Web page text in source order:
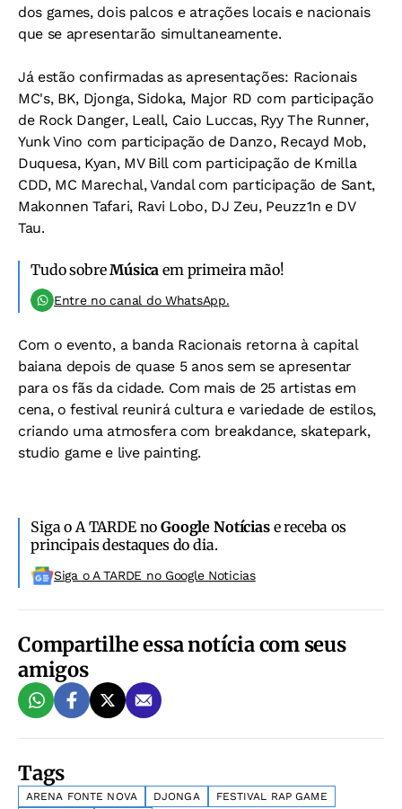
dos games, dois palcos e atrações locais e nacionais
que se apresentarão simultaneamente.
Já estão confirmadas as apresentações: Racionais
MC's, BK, Djonga, Sidoka, Major RD com participação
de Rock Danger, Leall, Caio Luccas, Ryy The Runner,
Yunk Vino com participação de Danzo, Recayd Mob,
Duquesa, Kyan, MV Bill com participação de Kmilla
CDD, MC Marechal, Vandal com participação de Sant,
Makonnen Tafari, Ravi Lobo, DJ Zeu, Peuzz1n e DV
Tau.
Tudo sobreMúsica em primeira mão!
Entre no canal do WhatsApp.
Com o evento, a banda Racionais retorna à capital
baiana depois de quase 5 anos sem se apresentar
para os fãs da cidade. Com mais de 25 artistas em
cena, o festival reunirá cultura e variedade de estilos,
criando uma atmosfera com breakdance, skatepark,
studio game e live painting.
Siga o A TARDE noGoogle Notíciase receba os
principais destaques do dia.
Siga o A TARDE no Google Noticias
Compartilhe essa notícia com seus
amigos
Tags
ARENA FONTE NOVA DJONGA
FESTIVAL RAP GAME